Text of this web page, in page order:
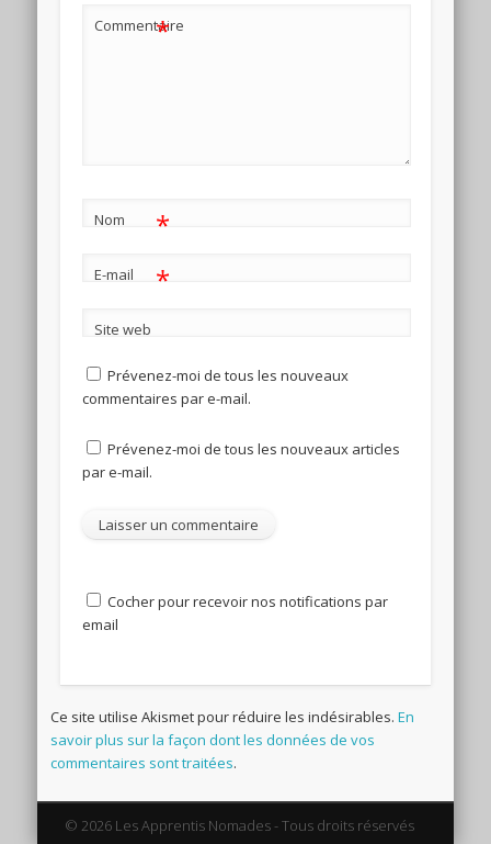
Commentaire
*
Nom *
E-mail *
Site web
Prévenez-moi de tous les nouveaux
commentaires par e-mail.
Prévenez-moi de tous les nouveaux articles
par e-mail.
Cocher pour recevoir nos notifications par
email
Ce site utilise Akismet pour réduire les indésirables.En
savoir plus sur la façon dont les données de vos
commentaires sont traitées.
© 2026 Les Apprentis Nomades - Tous droits réservés